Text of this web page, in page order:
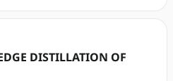
DISTILLATION OF